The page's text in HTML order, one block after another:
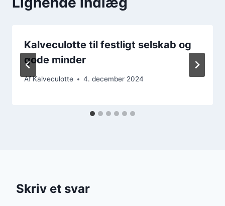
Kalveculotte til festligt selskab og
gode minder
AfKalveculotte 4. december 2024
Skriv et svar